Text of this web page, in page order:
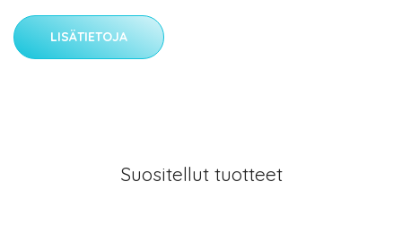
LISÄTIETOJA
Suositellut tuotteet